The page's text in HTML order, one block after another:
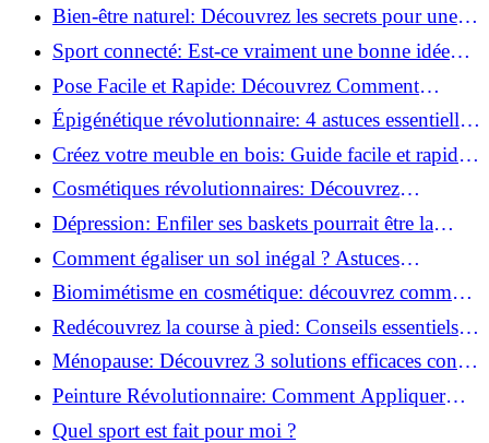
Incontournables pour Réussir!
Bien-être naturel: Découvrez les secrets pour une
vie saine!
Sport connecté: Est-ce vraiment une bonne idée
pour vous?
Pose Facile et Rapide: Découvrez Comment
Monter des Carreaux de Béton Cellulaire!
Épigénétique révolutionnaire: 4 astuces essentielles
pour transformer votre bien-être!
Créez votre meuble en bois: Guide facile et rapide
pour débutants!
Cosmétiques révolutionnaires: Découvrez
comment les fermes verticales transforment la
beauté!
Dépression: Enfiler ses baskets pourrait être la
solution!
Comment égaliser un sol inégal ? Astuces
infaillibles pour réussir !
Biomimétisme en cosmétique: découvrez comment
la nature inspire l'avenir des soins beauté!
Redécouvrez la course à pied: Conseils essentiels
pour reprendre!
Ménopause: Découvrez 3 solutions efficaces contre
les bouffées de chaleur!
Peinture Révolutionnaire: Comment Appliquer
Deux Couleurs Sur Une Porte!
Quel sport est fait pour moi ?